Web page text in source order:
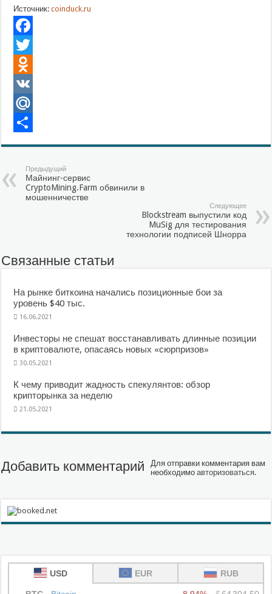
Источник: coinduck.ru
Facebook
Twitter
Odnoklassniki
VK
Mail.Ru
Предыдущий
Майнинг-сервис
CryptoMining.Farm обвинили в
мошенничестве
Следующее
Blockstream выпустили код
MuSig для тестирования
технологии подписей Шнорра
Связанные статьи
На рынке биткоина начались позиционные бои за
уровень $40 тыс.
16.06.2021
Инвесторы не спешат восстанавливать длинные позиции
в криптовалюте, опасаясь новых «сюрпризов»
30.05.2021
К чему приводит жадность спекулянтов: обзор
крипторынка за неделю
21.05.2021
Добавить комментарий
Для отправки комментария вам
необходимоавторизоваться.